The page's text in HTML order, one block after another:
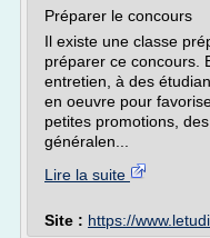
Préparer le concours
Il existe une classe
préparer ce concours.
entretien, à des
en oeuvre pour
petites promotions,
généralen...
Lire la suite
Site : https://